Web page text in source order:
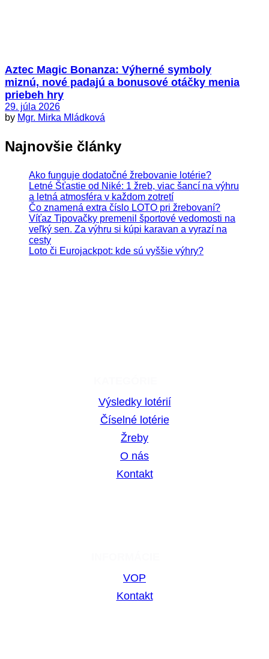
Aztec Magic Bonanza: Výherné symboly
miznú, nové padajú a bonusové otáčky menia
priebeh hry
29. júla 2026
by Mgr. Mirka Mládková
Najnovšie články
Ako funguje dodatočné žrebovanie lotérie?
Letné Šťastie od Niké: 1 žreb, viac šancí na výhru
a letná atmosféra v každom zotretí
Čo znamená extra číslo LOTO pri žrebovaní?
Víťaz Tipovačky premenil športové vedomosti na
veľký sen. Za výhru si kúpi karavan a vyrazí na
cesty
Loto či Eurojackpot: kde sú vyššie výhry?
Výsledky lotérií
Číselné lotérie
Žreby
O nás
Kontakt
VOP
Kontakt